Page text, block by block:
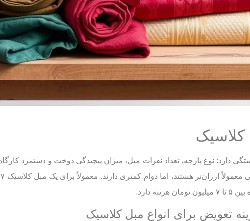
کلاسیک
دارد: نوع پارچه، تعداد نفرات مبل، میزان پیچیدگی دوخت و دستمزد
تعویض برای انواع مبل کلاسیک